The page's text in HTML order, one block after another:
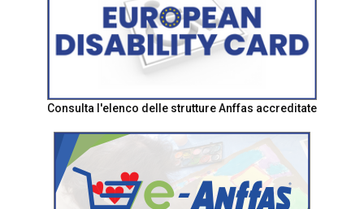
Consulta l'elenco delle strutture Anffas accreditate